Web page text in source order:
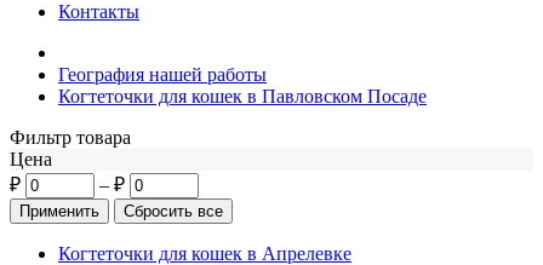
Контакты
География нашей работы
Когтеточки для кошек в Павловском Посаде
Фильтр товара
Цена
₽
– ₽
Когтеточки для кошек в Апрелевке